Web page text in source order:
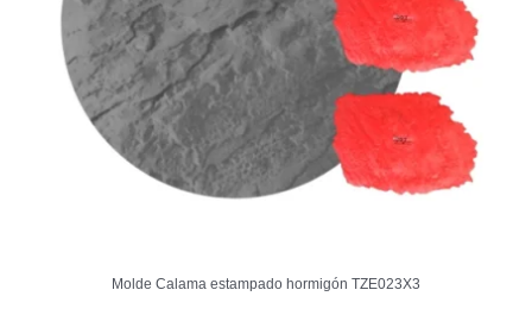
Molde Calama estampado hormigón TZE023X3